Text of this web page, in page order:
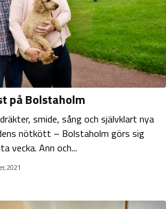
på Bolstaholm
smide, sång och självklart nya
nötkött – Bolstaholm görs sig
vecka. Ann och...
2021